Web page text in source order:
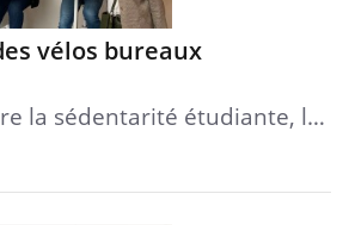
vélos bureaux
la sédentarité étudiante, l…